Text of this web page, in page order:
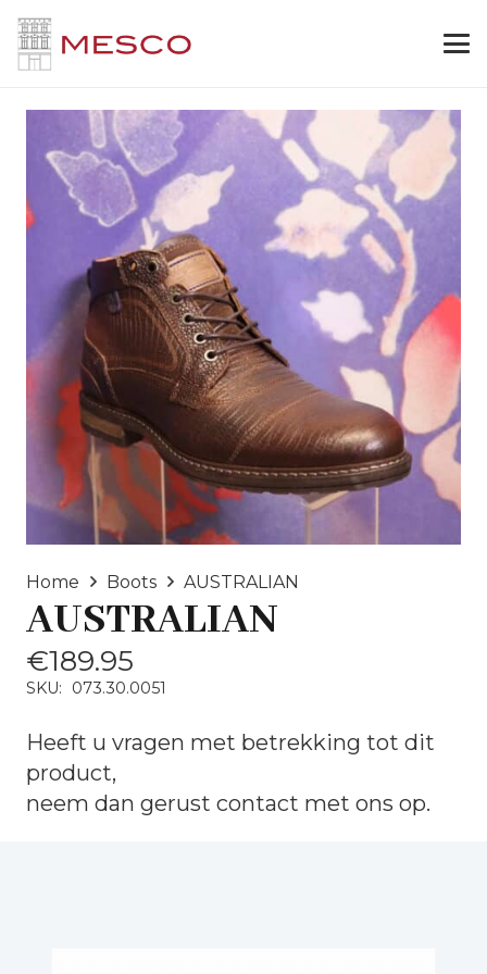
Home Boots AUSTRALIAN
AUSTRALIAN
€189.95
SKU: 073.30.0051
Heeft u vragen met betrekking tot dit
product,
neem dan gerust contact met ons op.